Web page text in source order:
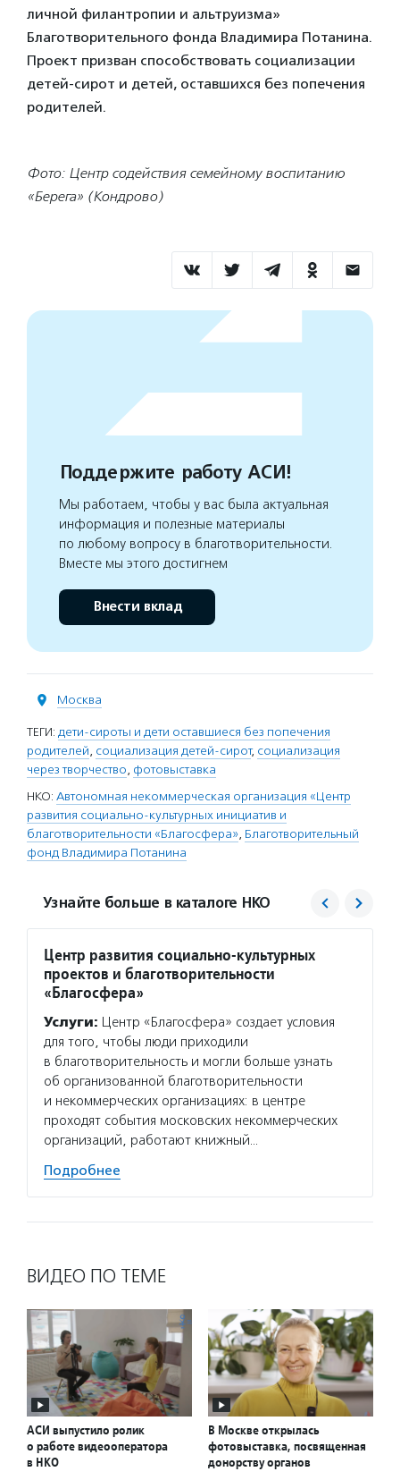
личной филантропии и альтруизма»
Благотворительного фонда Владимира Потанина.
Проект призван способствовать социализации
детей-сирот и детей, оставшихся без попечения
родителей.
Фото: Центр содействия семейному воспитанию
«Берега» (Кондрово)
Поддержите работу АСИ!
Мы работаем, чтобы у вас была актуальная
информация и полезные материалы
по любому вопросу в благотворительности.
Вместе мы этого достигнем
Внести вклад
Москва
ТЕГИ: дети-сироты и дети оставшиеся без попечения
родителей, социализация детей-сирот, социализация
через творчество, фотовыставка
НКО: Автономная некоммерческая организация «Центр
развития социально-культурных инициатив и
благотворительности «Благосфера», Благотворительный
фонд Владимира Потанина
Узнайте больше в каталоге НКО
Центр развития социально-культурных
проектов и благотворительности
«Благосфера»
Услуги: Центр «Благосфера» создает условия
для того, чтобы люди приходили
в благотворительность и могли больше узнать
об организованной благотворительности
и некоммерческих организациях: в центре
проходят события московских некоммерческих
организаций, работают книжный…
Подробнее
ВИДЕО ПО ТЕМЕ
АСИ выпустило ролик
о работе видеооператора
в НКО
В Москве открылась
фотовыставка, посвященная
донорству органов